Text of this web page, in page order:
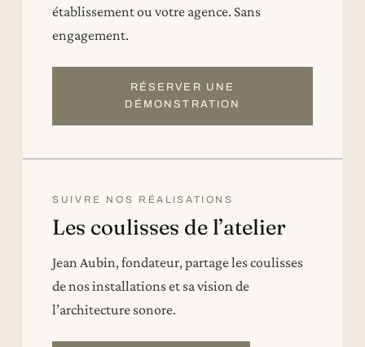
établissement ou votre agence. Sans
engagement.
RÉSERVER UNE
DÉMONSTRATION
SUIVRE NOS RÉALISATIONS
Les coulisses de l’atelier
Jean Aubin, fondateur, partage les coulisses
de nos installations et sa vision de
l’architecture sonore.